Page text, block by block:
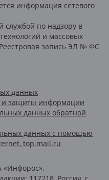
информация сетевого
службой по надзору в
и массовых
запись ЭЛ № ФС
данных
и защиты информации
данных обратной
данных с помощью
top.mail.ru
«Инфорос».